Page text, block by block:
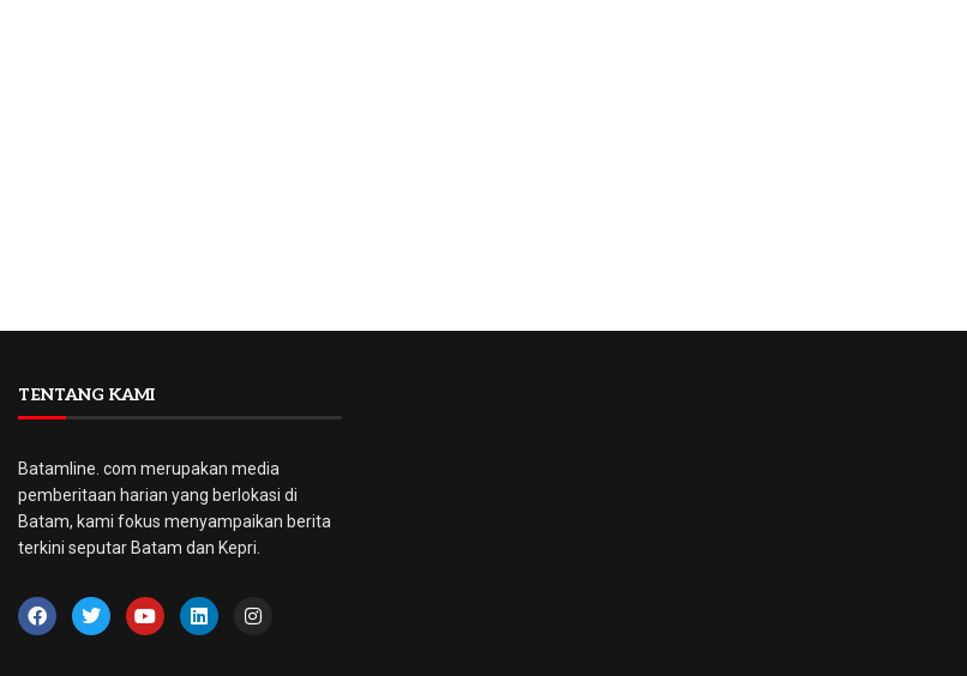
TENTANG KAMI
Batamline. com merupakan media
pemberitaan harian yang berlokasi di
Batam, kami fokus menyampaikan berita
terkini seputar Batam dan Kepri.